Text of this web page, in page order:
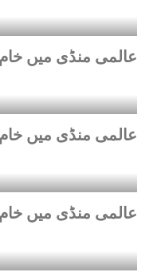
عالمی منڈی میں
عالمی منڈی میں
عالمی منڈی میں